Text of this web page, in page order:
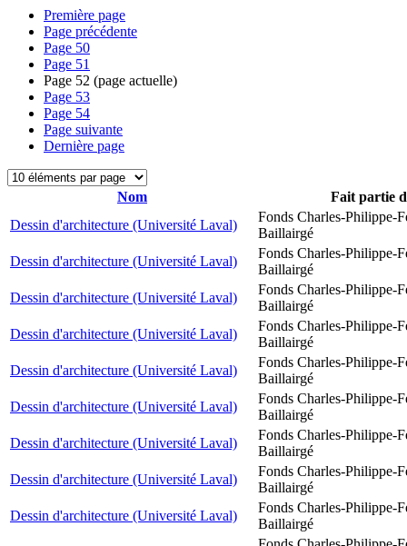
Première page
Page précédente
Page 50
Page 51
Page 52 (page actuelle)
Page 53
Page 54
Page suivante
Dernière page
Nom
Fait partie
Dessin d'architecture (Université Laval)
Fonds Charles-Philippe-
Baillairgé
Dessin d'architecture (Université Laval)
Fonds Charles-Philippe-
Baillairgé
Dessin d'architecture (Université Laval)
Fonds Charles-Philippe-
Baillairgé
Dessin d'architecture (Université Laval)
Fonds Charles-Philippe-
Baillairgé
Dessin d'architecture (Université Laval)
Fonds Charles-Philippe-
Baillairgé
Dessin d'architecture (Université Laval)
Fonds Charles-Philippe-
Baillairgé
Dessin d'architecture (Université Laval)
Fonds Charles-Philippe-
Baillairgé
Dessin d'architecture (Université Laval)
Fonds Charles-Philippe-
Baillairgé
Dessin d'architecture (Université Laval)
Fonds Charles-Philippe-
Baillairgé